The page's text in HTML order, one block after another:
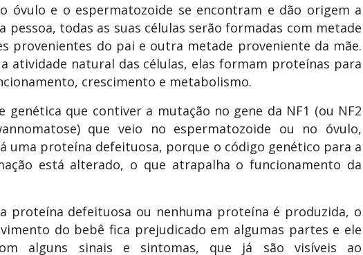
óvulo e o espermatozoide se encontram e dão origem a
pessoa, todas as suas células serão formadas com metade
provenientes do pai e outra metade proveniente da mãe.
atividade natural das células, elas formam proteínas para
crescimento e metabolismo.
genética que contiver a mutação no gene da NF1 (ou NF2
que veio no espermatozoide ou no óvulo,
uma proteína defeituosa, porque o código genético para a
está alterado, o que atrapalha o funcionamento da
proteína defeituosa ou nenhuma proteína é produzida, o
do bebê fica prejudicado em algumas partes e ele
alguns sinais e sintomas, que já são visíveis ao